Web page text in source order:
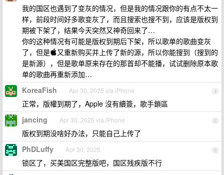
我的国区也遇到了变灰的情况，但是我的情况跟你的有点不太一
样，前段时间好多歌变灰了，而且搜索也搜不到，应该是版权到
期被下架了，结果今天突然又神奇回来了…
你的这种情况有可能是版权到期后下架，所以歌单的歌曲变灰
了，但是又重新购买并上传了新的源，所以你能搜到（搜到的
是新源），但是歌单原来存在的那首却不能播，试试删除原本歌
单的歌曲再重新添加…
4
KoreaFish Apr 30, 2025 via iPhone
正常，版權到期了，Apple 沒有續簽，歌手鎖區
5
jancing Apr 30, 2025 via iPhone
版权到期没啥好办法，只能自己上传了
6
PhDLuffy Apr 30, 2025
锁区了，买美国区完整版吧，国区残疾版不行